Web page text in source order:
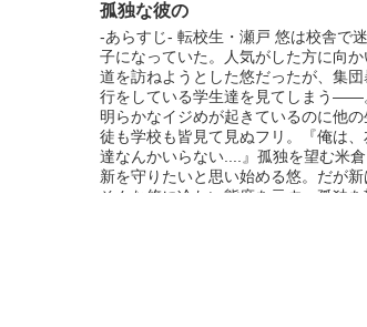
孤独な彼の
-あらすじ- 転校生・瀬戸 悠は校舎で迷
子になっていた。人気がした方に向か
道を訪ねようとした悠だったが、集団
行をしている学生達を見てしまう——
明らかなイジめが起きているのに他の
徒も学校も皆見て見ぬフリ。『俺は、
達なんかいらない....』孤独を望む米倉
新を守りたいと思い始める悠。だが新
そんな悠に冷たい態度を示す。孤独を